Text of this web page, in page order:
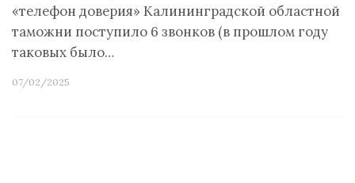
«телефон доверия» Калининградской областной
таможни поступило 6 звонков (в прошлом году
таковых было…
07/02/2025